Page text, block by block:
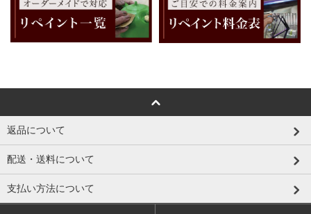
返品について
配送・送料について
支払い方法について